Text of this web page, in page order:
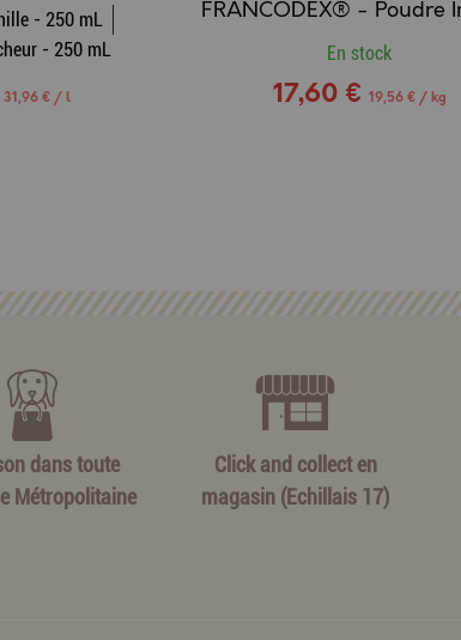
- 250 mL
- 250 mL
31,96 € / l
En stock
17,60 € 19,56 € / kg
dans toute
Métropolitaine
Click and collect en
magasin (Echillais 17)